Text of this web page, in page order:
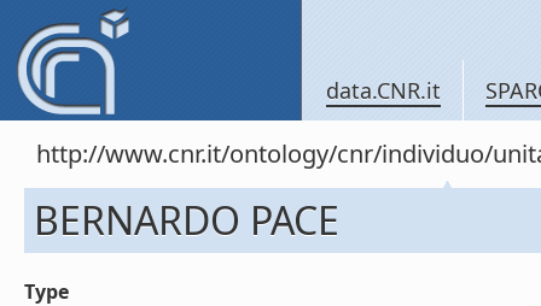
data.CNR.it
http://www.cnr.it/ontology/cnr/individuo/
BERNARDO PACE
Type